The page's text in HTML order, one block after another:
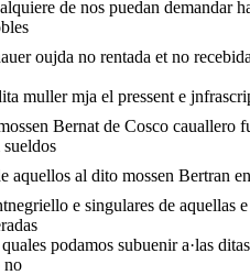
de nos puedan demandar
oujda no rentada et no
muller mja el pressent e
Bernat de Cosco cauallero
aquellos al dito mossen Bertran
e singulares de aquellas
podamos subuenir a·las
no